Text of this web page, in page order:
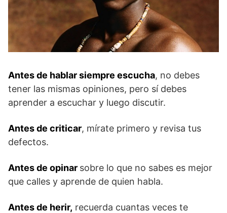
Antes de hablar siempre escucha, no debes
tener las mismas opiniones, pero sí debes
aprender a escuchar y luego discutir.
Antes de criticar, mírate primero y revisa tus
defectos.
Antes de opinar sobre lo que no sabes es mejor
que calles y aprende de quien habla.
Antes de herir, recuerda cuantas veces te